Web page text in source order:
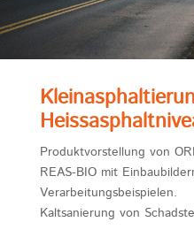
Produktvorstellung von
REAS-BIO mit
Verarbeitungsbeispielen.
Kaltsanierung von